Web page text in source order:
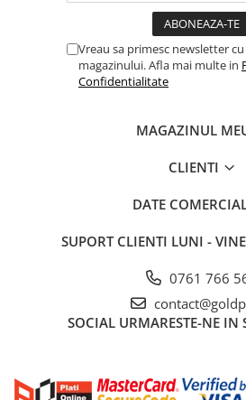
Vreau sa primesc newsletter
magazinului. Afla mai multe in
Confidentialitate
MAGAZINUL
CLIENTI
DATE
SUPORT CLIENTI LUNI -
0761 766
SOCIAL URMARESTE-NE IN